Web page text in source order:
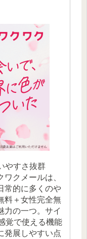
やすさ抜群
ワクメールは、
常的に多くのや
料＋女性完全無
力の一つ。サイ
覚で使える機能
発展しやすい点